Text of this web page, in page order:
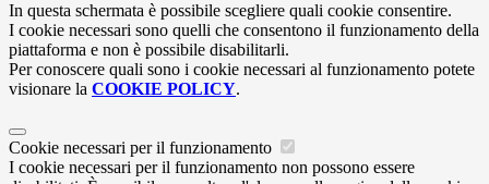
In questa schermata è possibile scegliere quali cookie consentire.
I cookie necessari sono quelli che consentono il funzionamento della
piattaforma e non è possibile disabilitarli.
Per conoscere quali sono i cookie necessari al funzionamento potete
visionare la COOKIE POLICY.
Cookie necessari per il funzionamento
I cookie necessari per il funzionamento non possono essere